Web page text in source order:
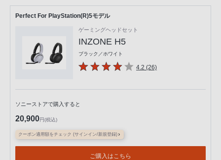
Perfect For PlayStation(R)5モデル
ゲーミングヘッドセット
INZONE H5
ブラック／ホワイト
4.2 (26)
ソニーストアで購入すると
20,900円(税込)
クーポン適用額をチェック (サインイン/新規登録)
ご購入はこちら